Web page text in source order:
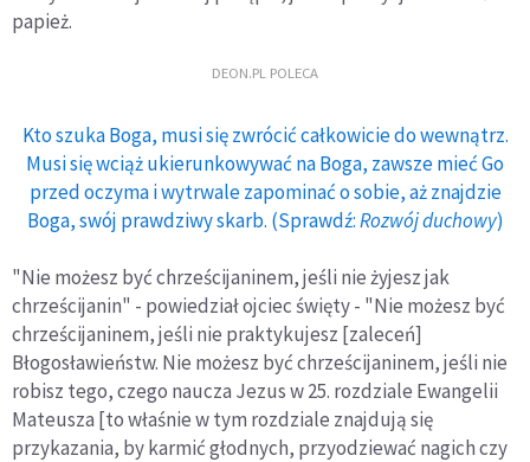
papież.
DEON.PL POLECA
Kto szuka Boga, musi się zwrócić całkowicie do wewnątrz.
Musi się wciąż ukierunkowywać na Boga, zawsze mieć Go
przed oczyma i wytrwale zapominać o sobie, aż znajdzie
Boga, swój prawdziwy skarb. (Sprawdź:Rozwój duchowy)
"Nie możesz być chrześcijaninem, jeśli nie żyjesz jak
chrześcijanin" - powiedział ojciec święty - "Nie możesz być
chrześcijaninem, jeśli nie praktykujesz [zaleceń]
Błogosławieństw. Nie możesz być chrześcijaninem, jeśli nie
robisz tego, czego naucza Jezus w 25. rozdziale Ewangelii
Mateusza [to właśnie w tym rozdziale znajdują się
przykazania, by karmić głodnych, przyodziewać nagich czy